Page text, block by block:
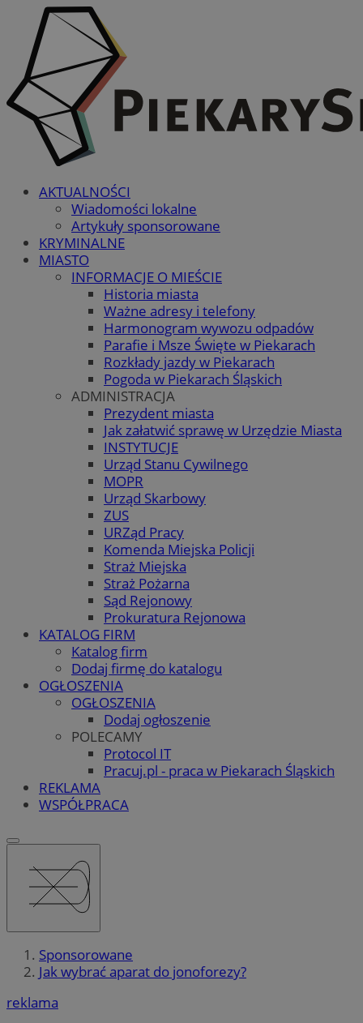
AKTUALNOŚCI
Wiadomości lokalne
Artykuły sponsorowane
KRYMINALNE
MIASTO
INFORMACJE O MIEŚCIE
Historia miasta
Ważne adresy i telefony
Harmonogram wywozu odpadów
Parafie i Msze Święte w Piekarach
Rozkłady jazdy w Piekarach
Pogoda w Piekarach Śląskich
ADMINISTRACJA
Prezydent miasta
Jak załatwić sprawę w Urzędzie Miasta
INSTYTUCJE
Urząd Stanu Cywilnego
MOPR
Urząd Skarbowy
ZUS
URZąd Pracy
Komenda Miejska Policji
Straż Miejska
Straż Pożarna
Sąd Rejonowy
Prokuratura Rejonowa
KATALOG FIRM
Katalog firm
Dodaj firmę do katalogu
OGŁOSZENIA
OGŁOSZENIA
Dodaj ogłoszenie
POLECAMY
Protocol IT
Pracuj.pl - praca w Piekarach Śląskich
REKLAMA
WSPÓŁPRACA
Sponsorowane
Jak wybrać aparat do jonoforezy?
reklama